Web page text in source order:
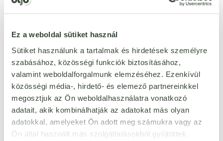
Ez a weboldal sütiket használ
Sütiket használunk a tartalmak és hirdetések személyre
szabásához, közösségi funkciók biztosításához,
valamint weboldalforgalmunk elemzéséhez. Ezenkívül
közösségi média-, hirdető- és elemező partnereinkkel
megosztjuk az Ön weboldalhasználatra vonatkozó
adatait, akik kombinálhatják az adatokat más olyan
adatokkal, amelyeket Ön adott meg számukra vagy az
Ön által használt más szolgáltatásokból gyűjtöttek.
ÉRTÉKELÉST ÍROK